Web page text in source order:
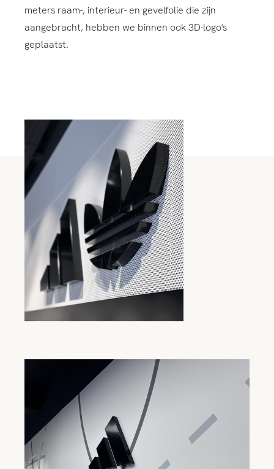
meters raam-, interieur- en gevelfolie die zijn
aangebracht, hebben we binnen ook 3D-logo's
geplaatst.